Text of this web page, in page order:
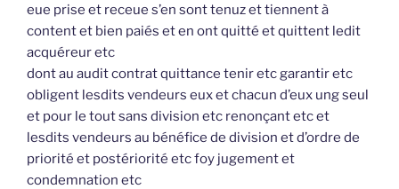
eue prise et receue s’en sont tenuz et tiennent à
content et bien paiés et en ont quitté et quittent ledit
acquéreur etc
dont au audit contrat quittance tenir etc garantir etc
obligent lesdits vendeurs eux et chacun d’eux ung seul
et pour le tout sans division etc renonçant etc et
lesdits vendeurs au bénéfice de division et d’ordre de
priorité et postériorité etc foy jugement et
condemnation etc